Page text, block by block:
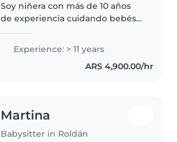
Soy niñera con más de 10 años
de experiencia cuidando bebés y
cuentos y compartir música con
ellos. Disfruto cocinando
comidas saludables, ayudando..
Experience: > 11 years
ARS 4,900.00/hr
Martina
Babysitter in Roldán